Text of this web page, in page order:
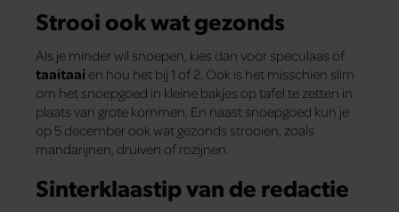
Strooi ook wat gezonds
Als je minder wil snoepen, kies dan voor speculaas of
taaitaai en hou het bij 1 of 2. Ook is het misschien slim
om het snoepgoed in kleine bakjes op tafel te zetten in
plaats van grote kommen. En naast snoepgoed kun je
op 5 december ook wat gezonds strooien, zoals
mandarijnen, druiven of rozijnen.
Sinterklaastip van de redactie